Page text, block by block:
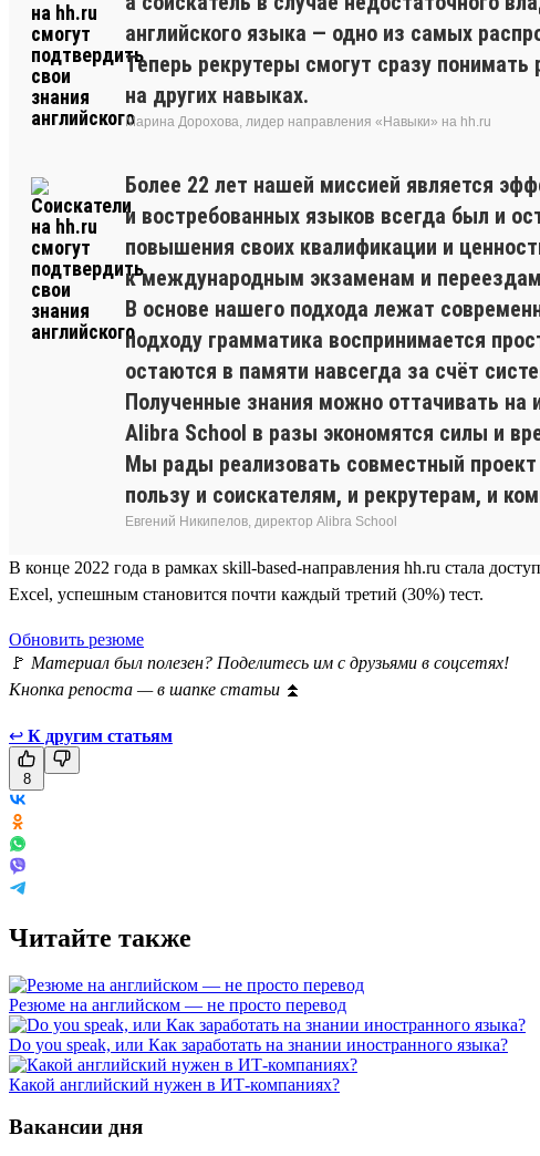
английского языка — одно из самых
Теперь рекрутеры смогут сразу
на других навыках.
Марина Дорохова, лидер направления «Навыки» на hh.ru
Более 22 лет нашей миссией является
и востребованных языков всегда был и
повышения своих квалификации и
к международным экзаменам и
В основе нашего подхода лежат
подходу грамматика воспринимается
остаются в памяти навсегда за счёт
Полученные знания можно оттачивать на
Alibra School в разы экономятся силы и
Мы рады реализовать совместный проект
пользу и соискателям, и рекрутерам, и
Евгений Никипелов, директор Alibra School
В конце 2022 года в рамках skill-based-направления hh.ru стала
Excel, успешным становится почти каждый третий (30%) тест.
Обновить резюме
🚩 Материал был полезен? Поделитесь им с друзьями в соцсетях!
Кнопка репоста — в шапке статьи ⏫
↩ К другим статьям
8
Читайте также
Резюме на английском — не просто перевод
Do you speak, или Как заработать на знании иностранного языка?
Какой английский нужен в ИТ-компаниях?
Вакансии дня